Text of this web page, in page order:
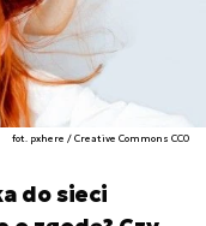
fot. pxhere / Creative Commons CC0
do sieci